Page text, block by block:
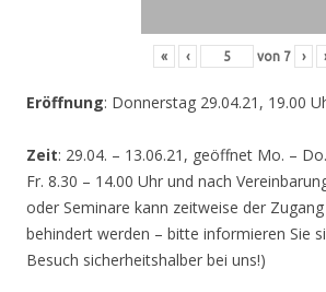
« ‹ von 7 ›
Eröffnung: Donnerstag 29.04.21, 19.00
Zeit: 29.04. – 13.06.21, geöffnet Mo. –
Fr. 8.30 – 14.00 Uhr und nach
oder Seminare kann zeitweise der
behindert werden – bitte informieren Sie
Besuch sicherheitshalber bei uns!)